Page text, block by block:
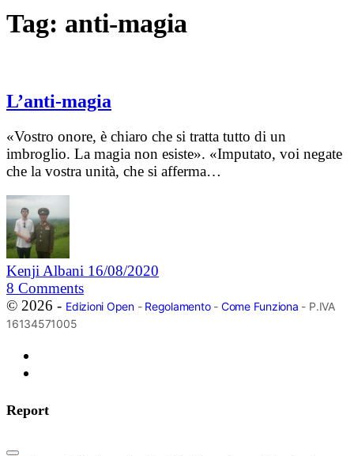
Tag: anti-magia
L’anti-magia
«Vostro onore, è chiaro che si tratta tutto di un
imbroglio. La magia non esiste». «Imputato, voi negate
che la vostra unità, che si afferma…
Kenji Albani 16/08/2020
8 Comments
© 2026 - Edizioni Open- Regolamento- Come Funziona - P.IVA
16134571005
Report